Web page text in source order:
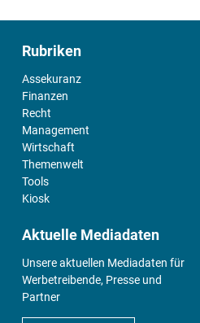
Rubriken
Assekuranz
Finanzen
Recht
Management
Wirtschaft
Themenwelt
Tools
Kiosk
Aktuelle Mediadaten
Unsere aktuellen Mediadaten für
Werbetreibende, Presse und
Partner